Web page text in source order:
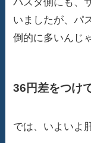
いましたが、パ
倒的に多いんじ
36円差をつけ
では、いよいよ